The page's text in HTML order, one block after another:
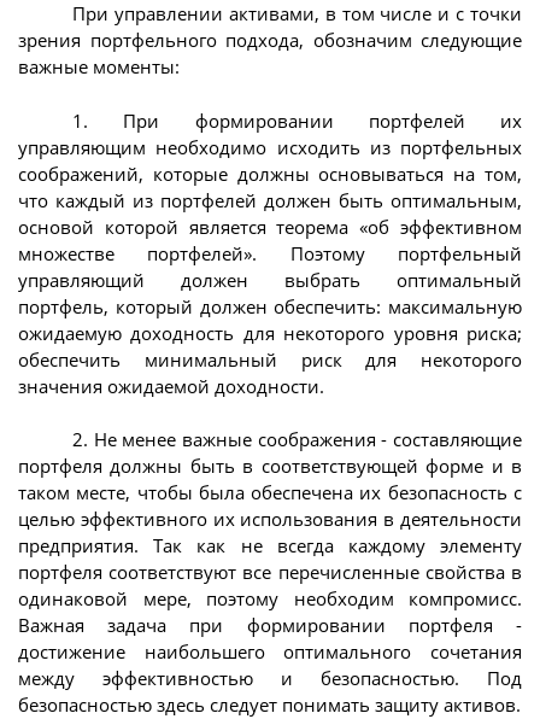
При управлении активами, в том числе и с точки
зрения портфельного подхода, обозначим следующие
важные моменты:
1. При формировании портфелей их
управляющим необходимо исходить из портфельных
соображений, которые должны основываться на том,
что каждый из портфелей должен быть оптимальным,
основой которой является теорема «об эффективном
множестве портфелей». Поэтому портфельный
управляющий должен выбрать оптимальный
портфель, который должен обеспечить: максимальную
ожидаемую доходность для некоторого уровня риска;
обеспечить минимальный риск для некоторого
значения ожидаемой доходности.
2. Не менее важные соображения - составляющие
портфеля должны быть в соответствующей форме и в
таком месте, чтобы была обеспечена их безопасность с
целью эффективного их использования в деятельности
предприятия. Так как не всегда каждому элементу
портфеля соответствуют все перечисленные свойства в
одинаковой мере, поэтому необходим компромисс.
Важная задача при формировании портфеля -
достижение наибольшего оптимального сочетания
между эффективностью и безопасностью. Под
безопасностью здесь следует понимать защиту активов.